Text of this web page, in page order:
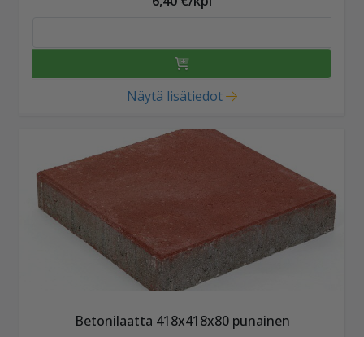
Näytä lisätiedot
Betonilaatta 418x418x80 punainen